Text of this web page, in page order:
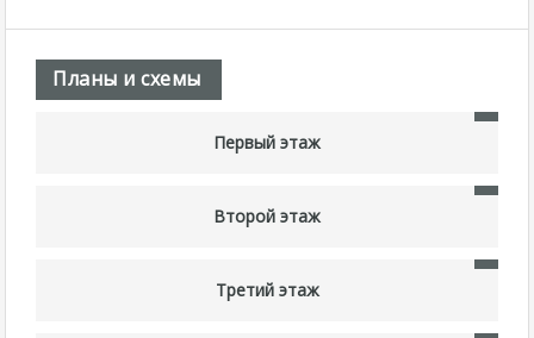
Планы и схемы
Первый этаж
Второй этаж
Третий этаж